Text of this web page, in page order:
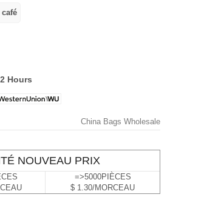
Hours
China Bags Wholesale
NOUVEAU PRIX
=>5000PIÈCES
$ 1.30/MORCEAU